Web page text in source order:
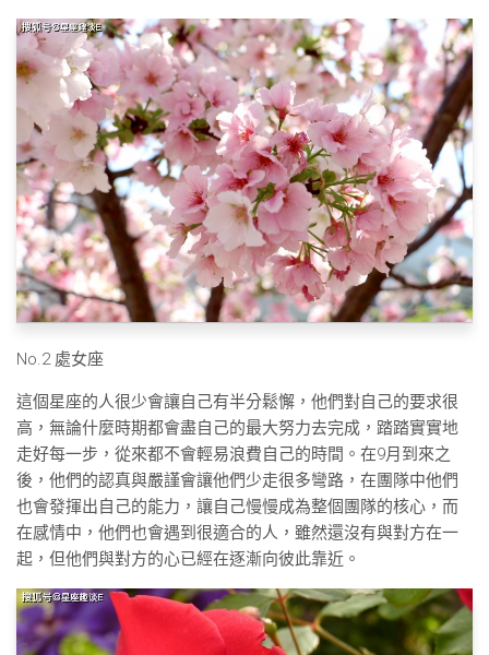
No.2 處女座
這個星座的人很少會讓自己有半分鬆懈，他們對自己的要求很
高，無論什麼時期都會盡自己的最大努力去完成，踏踏實實地
走好每一步，從來都不會輕易浪費自己的時間。在9月到來之
後，他們的認真與嚴謹會讓他們少走很多彎路，在團隊中他們
也會發揮出自己的能力，讓自己慢慢成為整個團隊的核心，而
在感情中，他們也會遇到很適合的人，雖然還沒有與對方在一
起，但他們與對方的心已經在逐漸向彼此靠近。